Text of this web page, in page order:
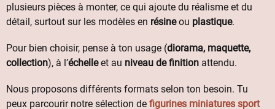
plusieurs pièces à monter, ce qui ajoute du réalisme et du
détail, surtout sur les modèles en résineou plastique.
Pour bien choisir, pense à ton usage (diorama, maquette,
collection), à l’échelleet au niveau de finition attendu.
Nous proposons différents formats selon ton besoin. Tu
peux parcourir notre sélection de figurines miniatures sport